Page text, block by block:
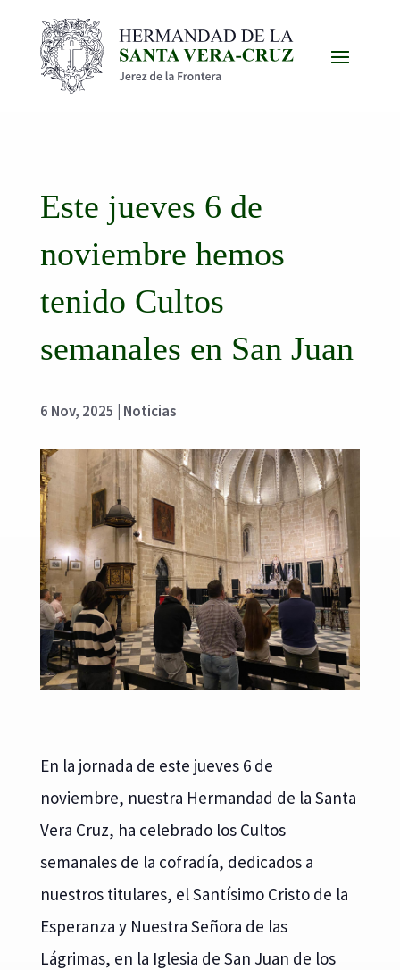
Este jueves 6 de
noviembre hemos
tenido Cultos
semanales en San Juan
6 Nov, 2025 Noticias
En la jornada de este jueves 6 de
noviembre, nuestra Hermandad de la Santa
Vera Cruz, ha celebrado los Cultos
semanales de la cofradía, dedicados a
nuestros titulares, el Santísimo Cristo de la
Esperanza y Nuestra Señora de las
Lágrimas, en la Iglesia de San Juan de los